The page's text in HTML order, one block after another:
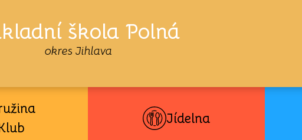
škola Polná
okres Jihlava
Jídelna